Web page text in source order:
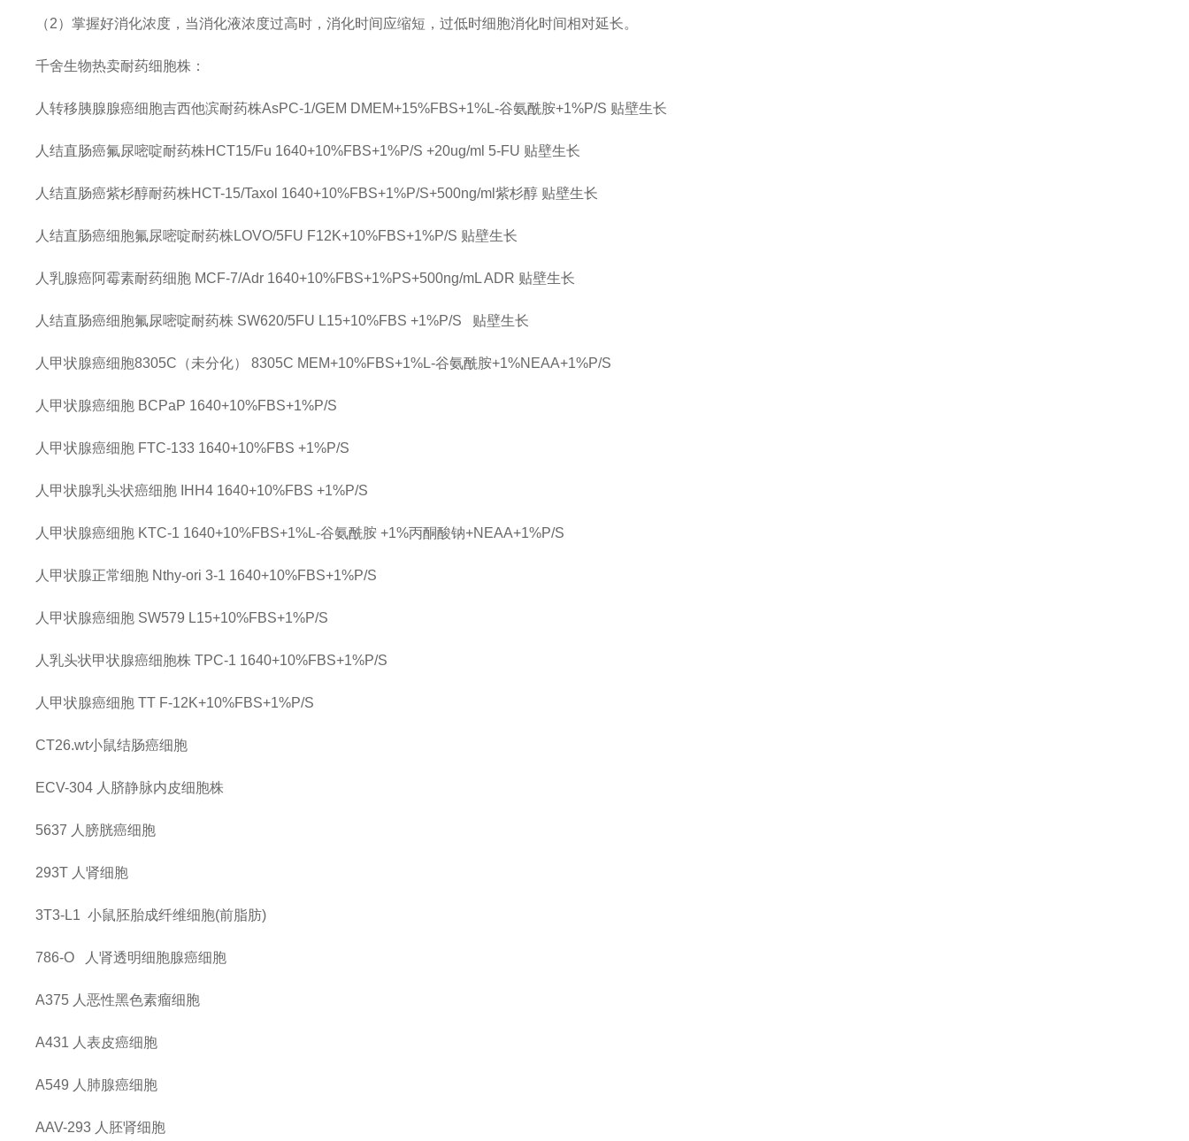
（2）掌握好消化浓度，当消化液浓度过高时，消化时间应缩短，过低时细胞消化时间相对延长。
千舍生物热卖耐药细胞株：
人转移胰腺腺癌细胞吉西他滨耐药株AsPC-1/GEM DMEM+15%FBS+1%L-谷氨酰胺+1%P/S 贴壁生长
人结直肠癌氟尿嘧啶耐药株HCT15/Fu 1640+10%FBS+1%P/S +20ug/ml 5-FU 贴壁生长
人结直肠癌紫杉醇耐药株HCT-15/Taxol 1640+10%FBS+1%P/S+500ng/ml紫杉醇 贴壁生长
人结直肠癌细胞氟尿嘧啶耐药株LOVO/5FU F12K+10%FBS+1%P/S 贴壁生长
人乳腺癌阿霉素耐药细胞 MCF-7/Adr 1640+10%FBS+1%PS+500ng/mL ADR 贴壁生长
人结直肠癌细胞氟尿嘧啶耐药株 SW620/5FU L15+10%FBS +1%P/S 贴壁生长
人甲状腺癌细胞8305C（未分化） 8305C MEM+10%FBS+1%L-谷氨酰胺+1%NEAA+1%P/S
人甲状腺癌细胞 BCPaP 1640+10%FBS+1%P/S
人甲状腺癌细胞 FTC-133 1640+10%FBS +1%P/S
人甲状腺乳头状癌细胞 IHH4 1640+10%FBS +1%P/S
人甲状腺癌细胞 KTC-1 1640+10%FBS+1%L-谷氨酰胺 +1%丙酮酸钠+NEAA+1%P/S
人甲状腺正常细胞 Nthy-ori 3-1 1640+10%FBS+1%P/S
人甲状腺癌细胞 SW579 L15+10%FBS+1%P/S
人乳头状甲状腺癌细胞株 TPC-1 1640+10%FBS+1%P/S
人甲状腺癌细胞 TT F-12K+10%FBS+1%P/S
CT26.wt小鼠结肠癌细胞
ECV-304 人脐静脉内皮细胞株
5637 人膀胱癌细胞
293T 人肾细胞
3T3-L1 小鼠胚胎成纤维细胞(前脂肪)
786-O 人肾透明细胞腺癌细胞
A375 人恶性黑色素瘤细胞
A431 人表皮癌细胞
A549 人肺腺癌细胞
AAV-293 人胚肾细胞